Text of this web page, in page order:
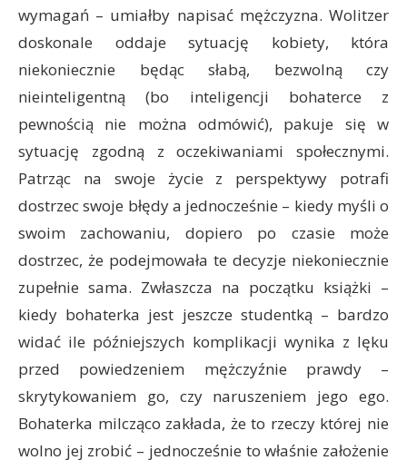
wymagań – umiałby napisać mężczyzna. Wolitzer
doskonale oddaje sytuację kobiety, która
niekoniecznie będąc słabą, bezwolną czy
nieinteligentną (bo inteligencji bohaterce z
pewnością nie można odmówić), pakuje się w
sytuację zgodną z oczekiwaniami społecznymi.
Patrząc na swoje życie z perspektywy potrafi
dostrzec swoje błędy a jednocześnie – kiedy myśli o
swoim zachowaniu, dopiero po czasie może
dostrzec, że podejmowała te decyzje niekoniecznie
zupełnie sama. Zwłaszcza na początku książki –
kiedy bohaterka jest jeszcze studentką – bardzo
widać ile późniejszych komplikacji wynika z lęku
przed powiedzeniem mężczyźnie prawdy –
skrytykowaniem go, czy naruszeniem jego ego.
Bohaterka milcząco zakłada, że to rzeczy której nie
wolno jej zrobić – jednocześnie to właśnie założenie